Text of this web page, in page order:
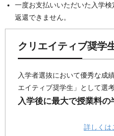
一度お支払いいただいた入学
返還できません。
クリエイティブ奨学
入学者選抜において優秀な成
エイティブ奨学生」として選考
入学後に最大で授業料の
詳しくは